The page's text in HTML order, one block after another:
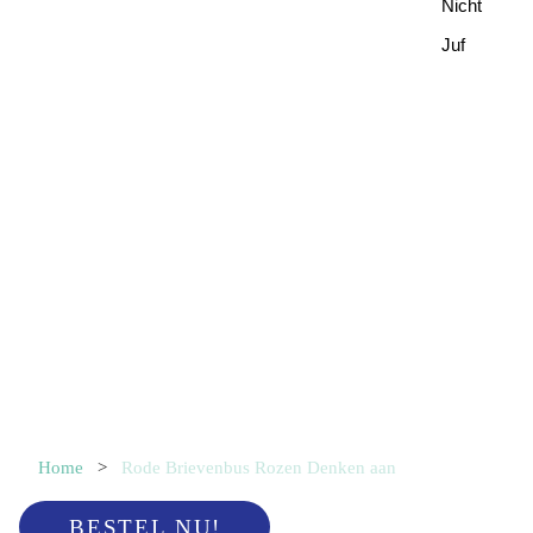
Nicht
Juf
Home > Rode Brievenbus Rozen Denken aan